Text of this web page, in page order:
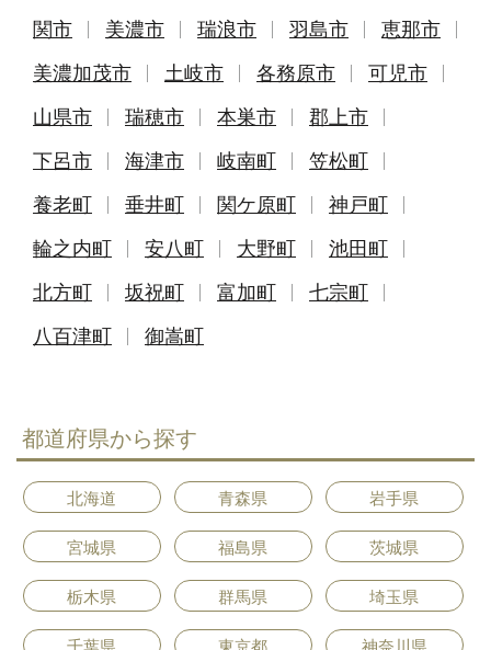
関市
美濃市 瑞浪市 羽島市
恵那市
美濃加茂市
土岐市 各務原市
可児市
山県市
瑞穂市 本巣市
郡上市
下呂市
海津市 岐南町
笠松町
養老町
垂井町 関ケ原町
神戸町
輪之内町
安八町 大野町
池田町
北方町
坂祝町 富加町
七宗町
八百津町
御嵩町
都道府県から探す
北海道 青森県 岩手県
宮城県 福島県 茨城県
栃木県 群馬県 埼玉県
千葉県 東京都 神奈川県